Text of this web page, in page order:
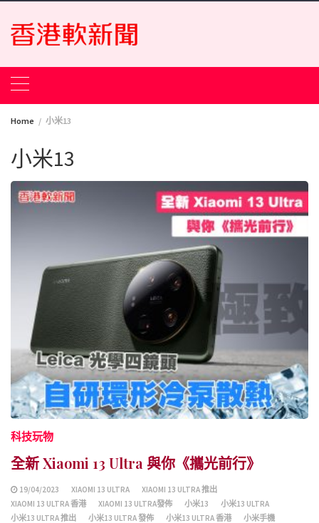
Skip
content
Home 小米13
小米13
科技玩物
全新 Xiaomi 13 Ultra 與你《攜光前行》
19/04/2023 XIAOMI 13 ULTRA
XIAOMI 13 ULTRA 推出
XIAOMI 13 ULTRA 香港
XIAOMI 13 ULTRA發佈 小米13
小米13 ULTRA
小米13 ULTRA 推出
小米13 ULTRA 發佈 小米13 ULTRA 香港
小米手機